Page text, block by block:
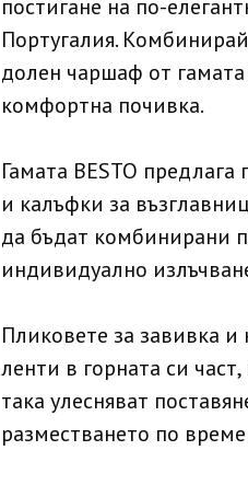
постигане на по-
Португалия.
долен чаршаф от гамата
комфортна почивка.
Гамата BESTO
и калъфки за
да бъдат комбинирани
индивидуално
Пликовете за завивка
ленти в горната си
така улесняват
разместването по